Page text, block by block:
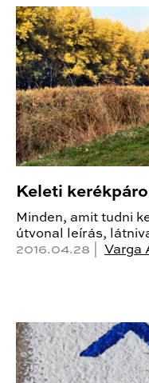
Keleti
Minden, amit tudni
útvonal leírás,
2016.04.28 | Varga